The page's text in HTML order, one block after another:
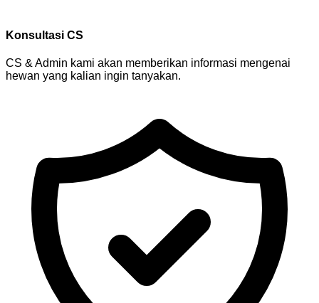
Konsultasi CS
CS & Admin kami akan memberikan informasi mengenai
hewan yang kalian ingin tanyakan.